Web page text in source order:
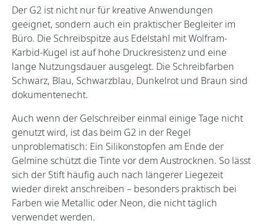
Der G2 ist nicht nur für kreative Anwendungen
geeignet, sondern auch ein praktischer Begleiter im
Büro. Die Schreibspitze aus Edelstahl mit Wolfram-
Karbid-Kugel ist auf hohe Druckresistenz und eine
lange Nutzungsdauer ausgelegt. Die Schreibfarben
Schwarz, Blau, Schwarzblau, Dunkelrot und Braun sind
dokumentenecht.
Auch wenn der Gelschreiber einmal einige Tage nicht
genutzt wird, ist das beim G2 in der Regel
unproblematisch: Ein Silikonstopfen am Ende der
Gelmine schützt die Tinte vor dem Austrocknen. So lässt
sich der Stift häufig auch nach längerer Liegezeit
wieder direkt anschreiben – besonders praktisch bei
Farben wie Metallic oder Neon, die nicht täglich
verwendet werden.